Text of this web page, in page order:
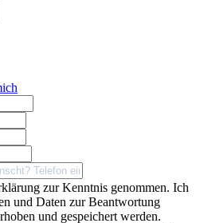
zur Kenntnis genommen. Ich
und Daten zur Beantwortung
und gespeichert werden.